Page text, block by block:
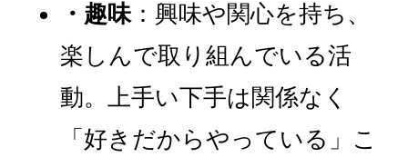
・趣味：興味や関心を持ち、
楽しんで取り組んでいる活
動。上手い下手は関係なく
「好きだからやっている」こ